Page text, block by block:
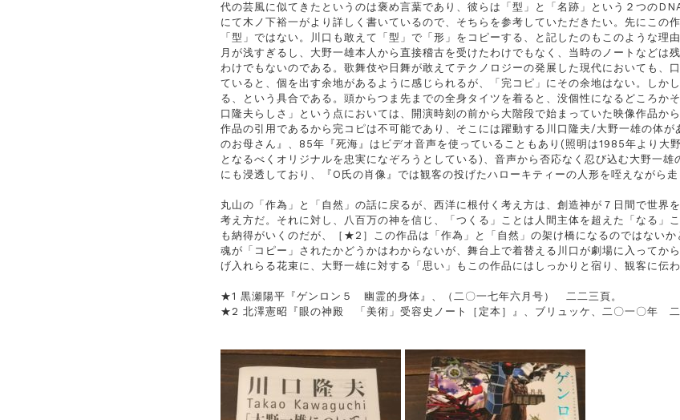
代の芸風に似てきたというのは褒め言葉であり、彼らは「型」と「名跡」という２つの
にて木ノ下裕一がより詳しく書いているので、そちらを参考していただきたい。先にこ
「型」ではない。川口も敢えて「型」で「形」をコピーする、と記したのもこのような
月が浅すぎるし、大野一雄本人から直接稽古を受けたわけでもなく、当時のノートなど
わけでもないのである。歌舞伎や日舞が敢えてテクノロジーの発展した現代においても
ていると、個を出す余地があるように感じられるが、「完コピ」にその余地はない。しか
る、という具合である。頭からつま先までの全身タイツを着ると、没個性になるどころか
口隆夫らしさ」という点においては、開演時刻の前から大階段で始まっていた映像作品
作品の引用であるから完コピは不可能であり、そこには躍動する川口隆夫/大野一雄の体
のお母さん』、85年『死海』はビデオ音声を使っていることもあり(照明は1985年より大
となるべくオリジナルを忠実になぞろうとしている)、音声から否応なく忍び込む大野一
にも浸透しており、『O氏の肖像』では観客の投げたハローキティーの人形を咥えながら
丸山の「作為」と「自然」の話に戻るが、西洋に根付く考え方は、創造神が７日間で世界
考え方だ。それに対し、八百万の神を信じ、「つくる」ことは人間主体を超えた「なる
も納得がいくのだが、［★2］この作品は「作為」と「自然」の架け橋になるのではない
魂が「コピー」されたかどうかはわからないが、舞台上で着替える川口が劇場に入って
げ入れらる花束に、大野一雄に対する「思い」もこの作品にはしっかりと宿り、観客に伝わ
★1 黒瀬陽平『ゲンロン５ 幽霊的身体』、（二〇一七年六月号） 二二三頁。
★2 北澤憲昭『眼の神殿 「美術」受容史ノート［定本］』、ブリュッケ、二〇一〇年 二